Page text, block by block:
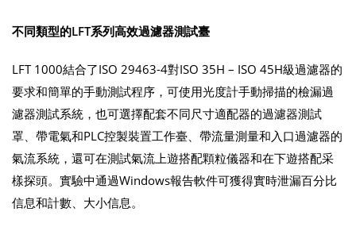
不同類型的LFT系列高效過濾器測試臺
LFT 1000結合了ISO 29463-4對ISO 35H – ISO 45H級過濾器的
要求和簡單的手動測試程序，可使用光度計手動掃描的檢漏過
濾器測試系統，也可選擇配套不同尺寸適配器的過濾器測試
罩、帶電氣和PLC控製裝置工作臺、帶流量測量和入口過濾器的
氣流系統，還可在測試氣流上遊搭配顆粒儀器和在下遊搭配采
樣探頭。實驗中通過Windows報告軟件可獲得實時泄漏百分比
信息和計數、大小信息。